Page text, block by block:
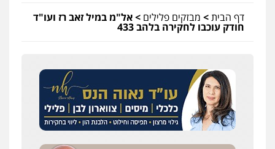
דף הבית> מבזקים פלילים >אל"מ במיל זאב רז ועו"ד
חודק עוכבו לחקירה בלהב 433